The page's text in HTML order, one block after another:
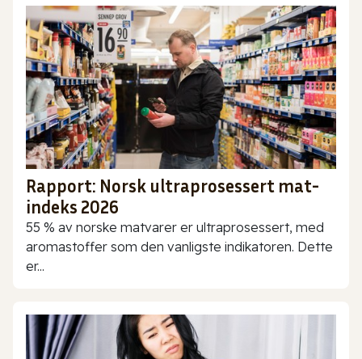
Rapport: Norsk ultraprosessert mat-
indeks 2026
55 % av norske matvarer er ultraprosessert, med
aromastoffer som den vanligste indikatoren. Dette
er...